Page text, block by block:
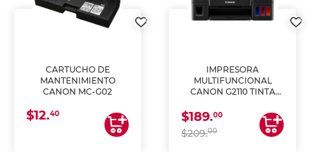
CARTUCHO DE
MANTENIMIENTO
CANON MC-G02
$12.40
IMPRESORA
MULTIFUNCIONAL
CANON G2110 TINTA
$189.00
$209.00